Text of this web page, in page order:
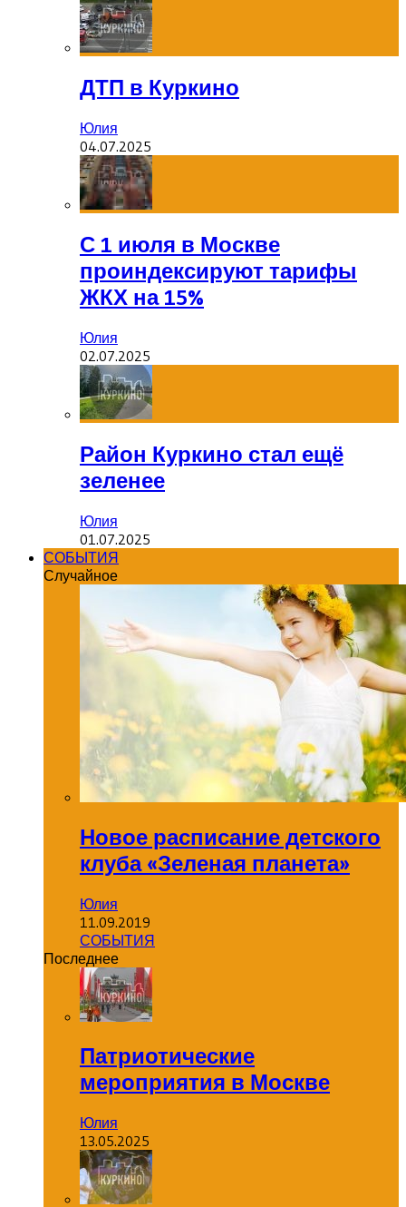
ДТП в Куркино
Юлия
04.07.2025
С 1 июля в Москве
проиндексируют тарифы
ЖКХ на 15%
Юлия
02.07.2025
Район Куркино стал ещё
зеленее
Юлия
01.07.2025
СОБЫТИЯ
Случайное
Новое расписание детского
клуба «Зеленая планета»
Юлия
11.09.2019
СОБЫТИЯ
Последнее
Патриотические
мероприятия в Москве
Юлия
13.05.2025